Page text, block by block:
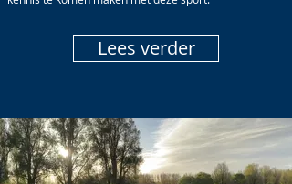
Lees verder